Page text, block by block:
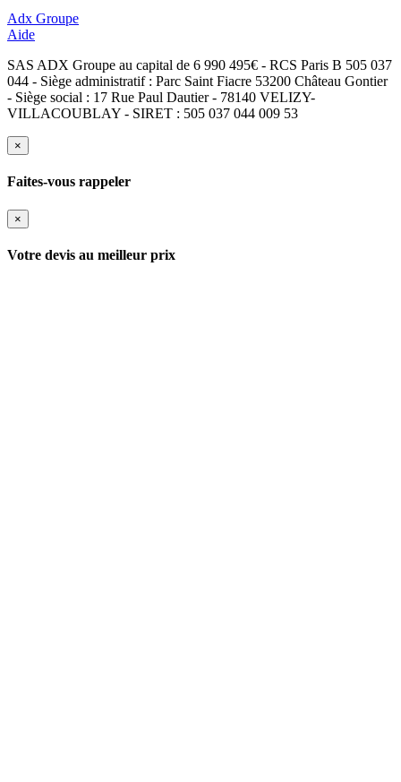
Adx Groupe
Aide
SAS ADX Groupe au capital de 6 990 495€ - RCS Paris B 505 037
044 - Siège administratif : Parc Saint Fiacre 53200 Château Gontier
- Siège social : 17 Rue Paul Dautier - 78140 VELIZY-
VILLACOUBLAY - SIRET : 505 037 044 009 53
×
Faites-vous rappeler
×
Votre devis au meilleur prix